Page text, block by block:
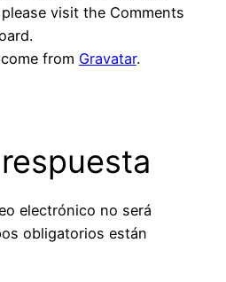
visit the Comments
from Gravatar.
electrónico no será
obligatorios están